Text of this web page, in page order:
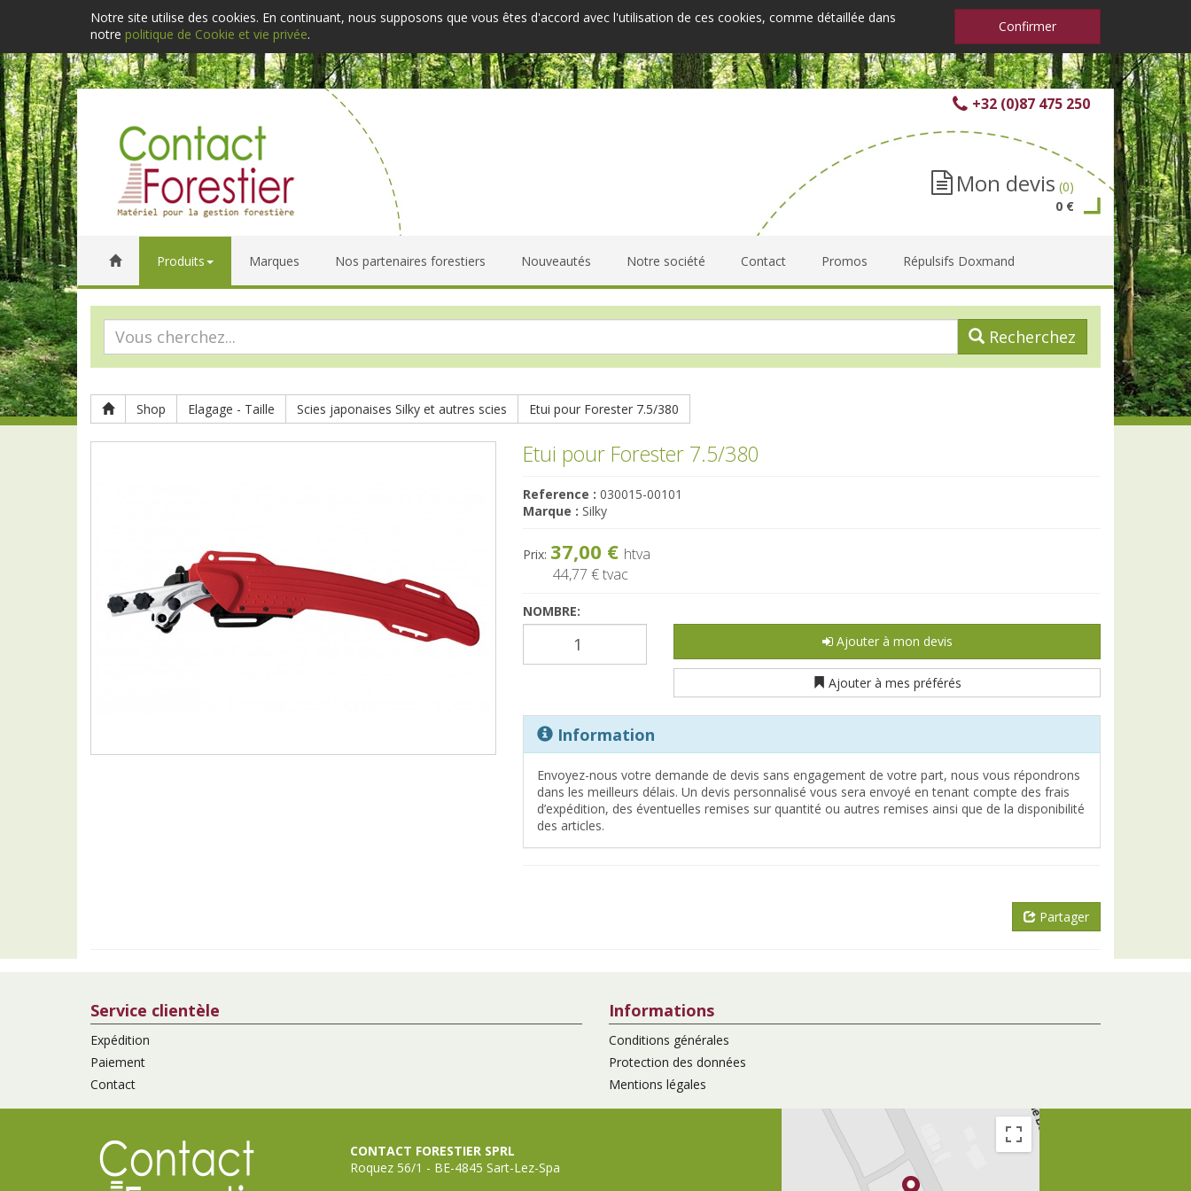
Notre site utilise des cookies. En continuant, nous supposons que vous êtes d'accord avec l'utilisation de ces cookies, comme détaillée dans
notre politique de Cookie et vie privée. Confirmer
+32 (0)87 475 250
Mon devis (0)
0 €
Produits Marques Nos partenaires forestiers Nouveautés Notre société Contact Promos Répulsifs Doxmand
Recherchez
Shop Elagage - Taille Scies japonaises Silky et autres scies Etui pour Forester 7.5/380
Etui pour Forester 7.5/380
Reference : 030015-00101
Marque : Silky
Prix: 37,00 € htva
44,77 €tvac
NOMBRE:
Ajouter à mon devis
Ajouter à mes préférés
Information
Envoyez-nous votre demande de devis sans engagement de votre part, nous vous répondrons
dans les meilleurs délais. Un devis personnalisé vous sera envoyé en tenant compte des frais
d’expédition, des éventuelles remises sur quantité ou autres remises ainsi que de la disponibilité
des articles.
Partager
Service clientèle
Expédition
Paiement
Contact
Informations
Conditions générales
Protection des données
Mentions légales
CONTACT FORESTIER SPRL
Roquez 56/1 - BE-4845 Sart-Lez-Spa